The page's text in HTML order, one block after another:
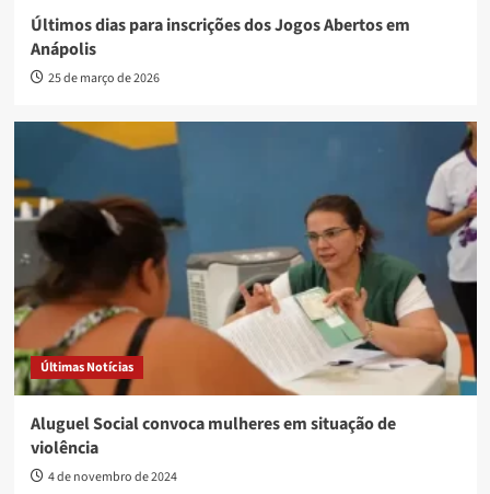
Últimos dias para inscrições dos Jogos Abertos em
Anápolis
25 de março de 2026
Últimas Notícias
Aluguel Social convoca mulheres em situação de
violência
4 de novembro de 2024